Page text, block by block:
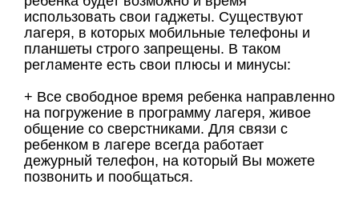
использовать свои гаджеты. Существуют
лагеря, в которых мобильные телефоны и
планшеты строго запрещены. В таком
регламенте есть свои плюсы и минусы:
+ Все свободное время ребенка направленно
на погружение в программу лагеря, живое
общение со сверстниками. Для связи с
ребенком в лагере всегда работает
дежурный телефон, на который Вы можете
позвонить и пообщаться.